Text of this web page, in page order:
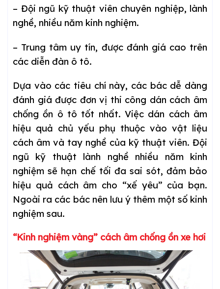
– Đội ngũ kỹ thuật viên chuyên nghiệp, lành
nghề, nhiều năm kinh nghiệm.
– Trung tâm uy tín, được đánh giá cao trên
các diễn đàn ô tô.
Dựa vào các tiêu chí này, các bác dễ dàng
đánh giá được đơn vị thi công dán cách âm
chống ồn ô tô tốt nhất. Việc dán cách âm
hiệu quả chủ yếu phụ thuộc vào vật liệu
cách âm và tay nghề của kỹ thuật viên. Đội
ngũ kỹ thuật lành nghề nhiều năm kinh
nghiệm sẽ hạn chế tối đa sai sót, đảm bảo
hiệu quả cách âm cho “xế yêu” của bạn.
Ngoài ra các bác nên lưu ý thêm một số kinh
nghiệm sau.
“Kinh nghiệm vàng” cách âm chống ồn xe hơi